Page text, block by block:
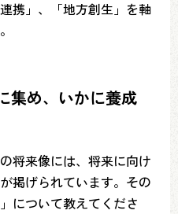
携」、「地方創生」を軸
集め、いかに養成
将来像には、将来に向け
掲げられています。その
について教えてくださ